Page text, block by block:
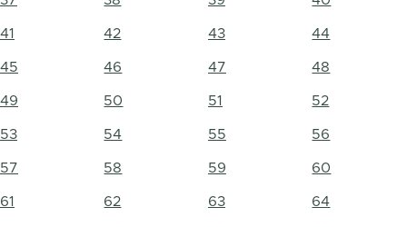
41 42 43 44
45 46 47 48
49 50 51 52
53 54 55 56
57 58 59 60
61 62 63 64